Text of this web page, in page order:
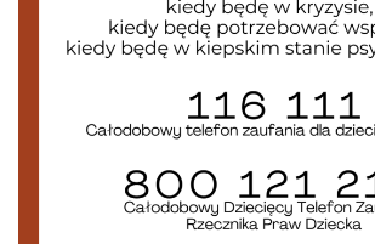
Gala Laureatów – przeniesiona na
Ósme miejsce w województwie i brązowy